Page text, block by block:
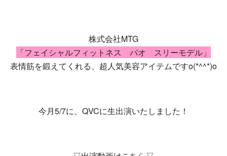
株式会社MTG
「フェイシャルフィットネス パオ スリーモデル」
表情筋を鍛えてくれる、超人気美容アイテムですo(*^^*)o
今月5/7に、QVCに生出演いたしました！